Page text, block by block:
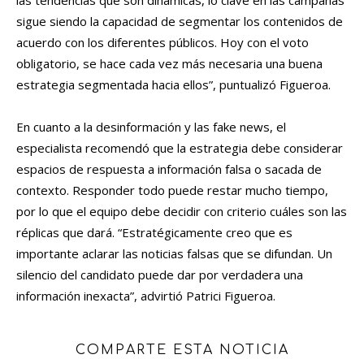
sigue siendo la capacidad de segmentar los contenidos de
acuerdo con los diferentes públicos. Hoy con el voto
obligatorio, se hace cada vez más necesaria una buena
estrategia segmentada hacia ellos”, puntualizó Figueroa.
En cuanto a la desinformación y las fake news, el
especialista recomendó que la estrategia debe considerar
espacios de respuesta a información falsa o sacada de
contexto. Responder todo puede restar mucho tiempo,
por lo que el equipo debe decidir con criterio cuáles son las
réplicas que dará. “Estratégicamente creo que es
importante aclarar las noticias falsas que se difundan. Un
silencio del candidato puede dar por verdadera una
información inexacta”, advirtió Patrici Figueroa.
COMPARTE ESTA NOTICIA